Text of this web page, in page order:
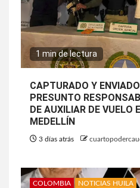
1 min de lectura
CAPTURADO Y
PRESUNTO
DE AUXILIAR DE VUELO
MEDELLÍN
3 días atrás
COLOMBIA NOTICIAS HUILA